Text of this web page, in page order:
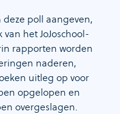
poll aangeven,
het JoJoschool-
rapporten worden
naderen,
uitleg op voor
opgelopen en
overgeslagen.